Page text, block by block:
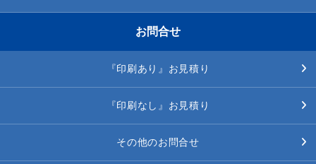
お問合せ
『印刷あり』お見積り
『印刷なし』お見積り
その他のお問合せ